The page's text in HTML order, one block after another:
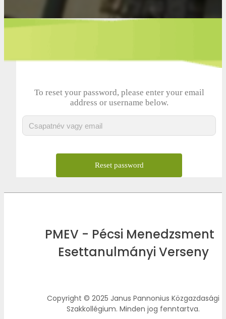
To reset your password, please enter your email
address or username below.
PMEV - Pécsi Menedzsment
Esettanulmányi Verseny
Copyright © 2025 Janus Pannonius Közgazdasági
Szakkollégium. Minden jog fenntartva.